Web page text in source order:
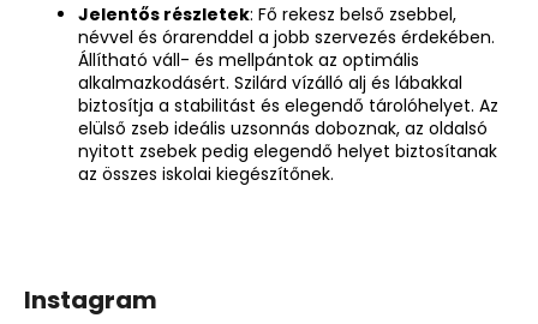
Jelentős részletek: Fő rekesz belső zsebbel,
névvel és órarenddel a jobb szervezés érdekében.
Állítható váll- és mellpántok az optimális
alkalmazkodásért. Szilárd vízálló alj és lábakkal
biztosítja a stabilitást és elegendő tárolóhelyet. Az
elülső zseb ideális uzsonnás doboznak, az oldalsó
nyitott zsebek pedig elegendő helyet biztosítanak
az összes iskolai kiegészítőnek.
Instagram